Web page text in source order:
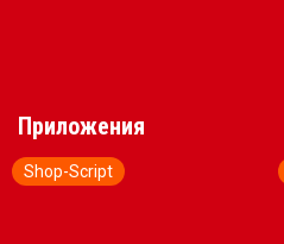
Приложения
Shop-Script